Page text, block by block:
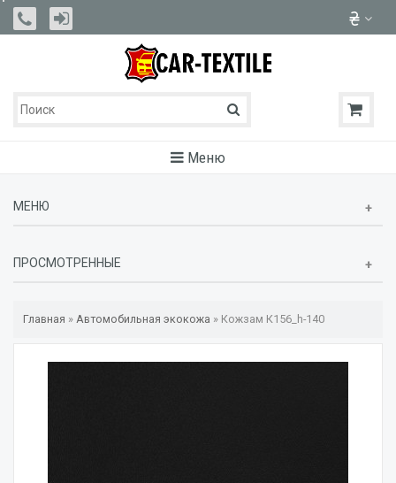
Меню
МЕНЮ
ПРОСМОТРЕННЫЕ
Главная » Автомобильная экокожа » Кожзам К156_h-140